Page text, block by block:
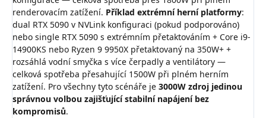
renderovacím zatížení. Příklad extrémní herní platformy:
dual RTX 5090 v NVLink konfiguraci (pokud podporováno)
nebo single RTX 5090 s extrémním přetaktováním + Core i9-
14900KS nebo Ryzen 9 9950X přetaktovaný na 350W+ +
rozsáhlá vodní smyčka s více čerpadly a ventilátory —
celková spotřeba přesahující 1500W při plném herním
zatížení. Pro všechny tyto scénáře je 3000W zdroj jedinou
správnou volbou zajišťující stabilní napájení bez
kompromisů.